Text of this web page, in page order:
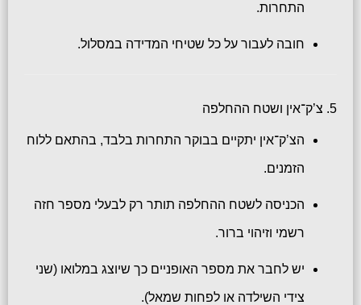
התחרות.
חובה לעבור על כל שטיחי המדידה במסלול.
5. צ’ק־אין ושטח ההחלפה
הצ’ק־אין יתקיים בבוקר התחרות בלבד, בהתאם ללוח
הזמנים.
הכניסה לשטח ההחלפה תותר רק לבעלי מספר חזה
רשמי וזיהוי ברור.
יש לחבר את מספר האופניים כך שיוצג במלואו (שני
צידי השילדה או לפחות שמאל).